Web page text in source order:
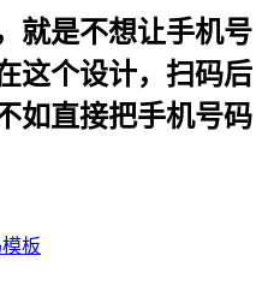
就是不想让手机号
这个设计，扫码后
如直接把手机号码
板